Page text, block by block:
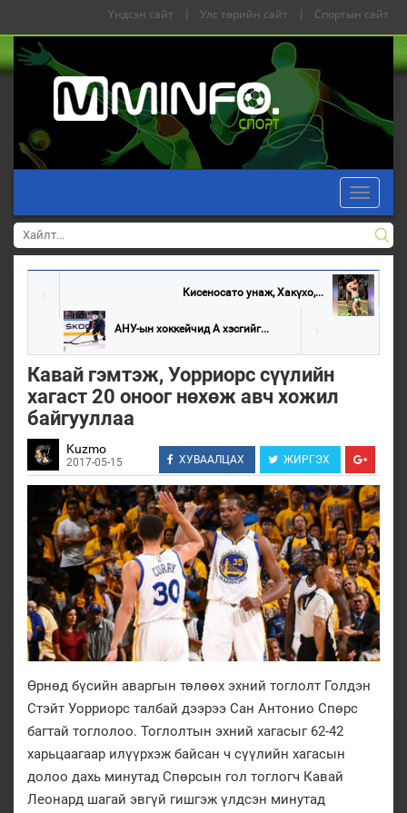
Үндсэн сайт | Улс төрийн сайт | Спортын сайт
Toggle
Кисеносато унаж, Хакүхо,...
АНУ-ын хоккейчид А хэсгийг...
Кавай гэмтэж, Уорриорс сүүлийн
хагаст 20 оноог нөхөж авч хожил
байгууллаа
Kuzmo
2017-05-15 ХУВААЛЦАХ ЖИРГЭХ
Өрнөд бүсийн аваргын төлөөх эхний тоглолт Голдэн
Стэйт Уорриорс талбай дээрээ Сан Антонио Спөрс
багтай тоглолоо. Тоглолтын эхний хагасыг 62-42
харьцаагаар илүүрхэж байсан ч сүүлийн хагасын
долоо дахь минутад Спөрсын гол тоглогч Кавай
Леонард шагай эвгүй гишгэж үлдсэн минутад